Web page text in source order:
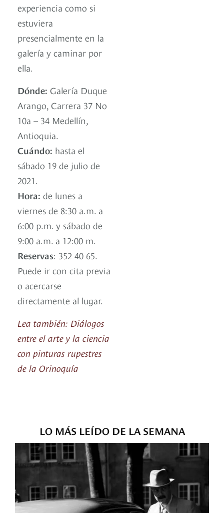
experiencia como si
estuviera
presencialmente en la
galería y caminar por
ella.
Dónde: Galería Duque
Arango, Carrera 37 No
10a – 34 Medellín,
Antioquia.
Cuándo: hasta el
sábado 19 de julio de
2021.
Hora: de lunes a
viernes de 8:30 a.m. a
6:00 p.m. y sábado de
9:00 a.m. a 12:00 m.
Reservas: 352 40 65.
Puede ir con cita previa
o acercarse
directamente al lugar.
Lea también: Diálogos
entre el arte y la ciencia
con pinturas rupestres
de la Orinoquía
LO MÁS LEÍDO DE LA SEMANA